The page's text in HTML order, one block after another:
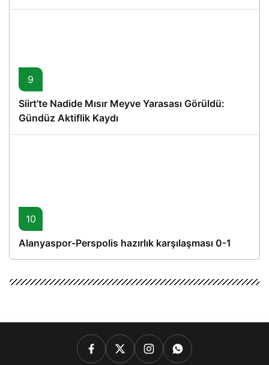
Proje
9
Siirt’te Nadide Mısır Meyve Yarasası Görüldü:
Gündüz Aktiflik Kaydı
10
Alanyaspor-Perspolis hazırlık karşılaşması 0-1